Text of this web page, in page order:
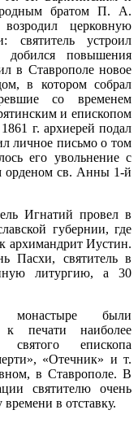
родным братом П. А.
церковную
устроил
добился повышения
в Ставрополе новое
в котором собрал
со временем
и епископом
г. архиерей подал
личное письмо о том
его увольнение с
орденом св. Анны 1-й
Игнатий провел в
губернии, где
архимандрит Иустин.
Пасхи, святитель в
литургию, а 30
монастыре были
к печати наиболее
епископа
«Отечник» и т.
в Ставрополе. В
святителю очень
в отставку.